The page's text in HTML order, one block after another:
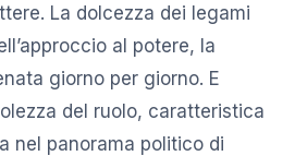
La dolcezza dei legami
al potere, la
giorno per giorno. E
del ruolo, caratteristica
nel panorama politico di